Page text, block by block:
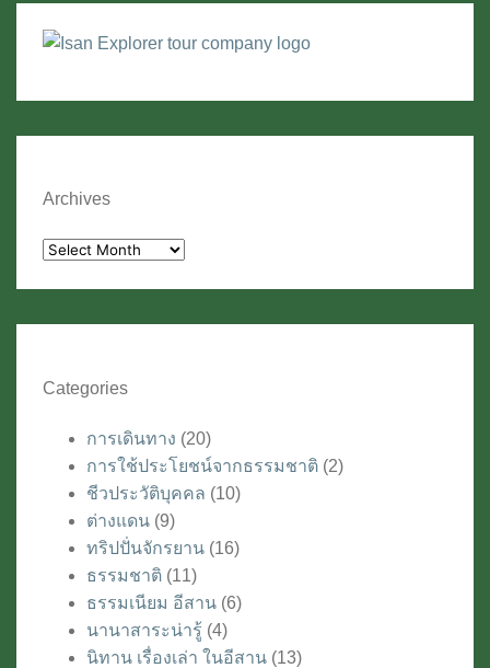
Archives
Archives
Categories
การเดินทาง (20)
การใช้ประโยชน์จากธรรมชาติ (2)
ชีวประวัติบุคคล (10)
ต่างแดน (9)
ทริปปั่นจักรยาน (16)
ธรรมชาติ (11)
ธรรมเนียม อีสาน (6)
นานาสาระน่ารู้ (4)
นิทาน เรื่องเล่า ในอีสาน (13)